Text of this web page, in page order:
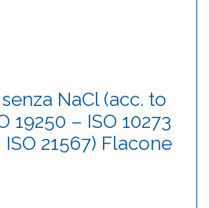
NaCl (acc. to
19250 – ISO 10273
ISO 21567) Flacone